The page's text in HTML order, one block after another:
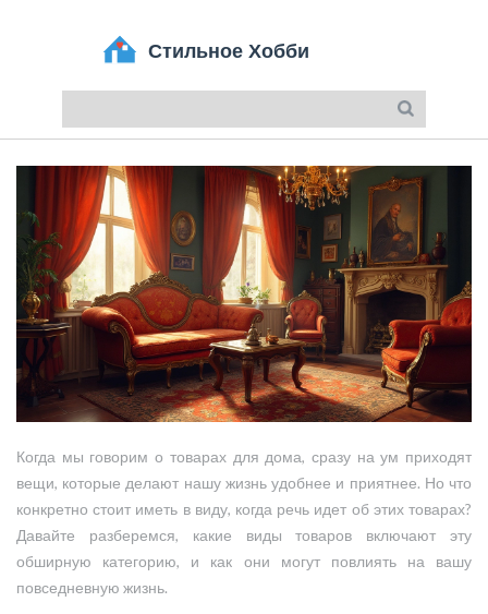
Когда мы говорим о товарах для дома, сразу на ум приходят
вещи, которые делают нашу жизнь удобнее и приятнее. Но что
конкретно стоит иметь в виду, когда речь идет об этих товарах?
Давайте разберемся, какие виды товаров включают эту
обширную категорию, и как они могут повлиять на вашу
повседневную жизнь.